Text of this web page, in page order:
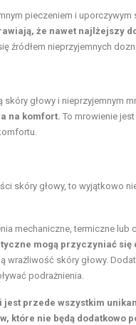
pieczeniem i uporczywym
że nawet najlżejszy
źródłem nieprzyjemnych
głowy i nieprzyjemnym
na komfort. To mrowienie
skóry głowy, to wyjątkowo
mechaniczne, termiczne lub
mogą przyczyniać się
wrażliwość skóry głowy.
podrażnienia.
przede wszystkim
które nie będą dodatkowo